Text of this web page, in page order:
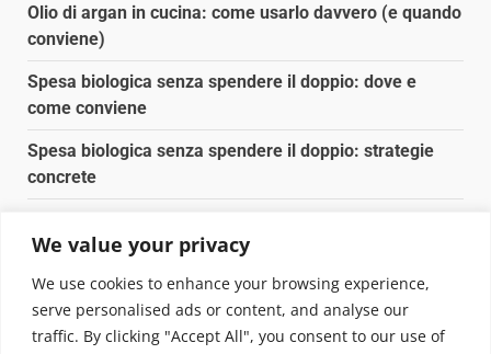
We value your privacy
We use cookies to enhance your browsing experience,
serve personalised ads or content, and analyse our
traffic. By clicking "Accept All", you consent to our use of
Olio di argan in cucina: come usarlo davvero (e quando
conviene)
Spesa biologica senza spendere il doppio: dove e
come conviene
Spesa biologica senza spendere il doppio: strategie
concrete
Pulizia naturale della casa: 3 ingredienti che
sostituiscono 10 prodotti chimici